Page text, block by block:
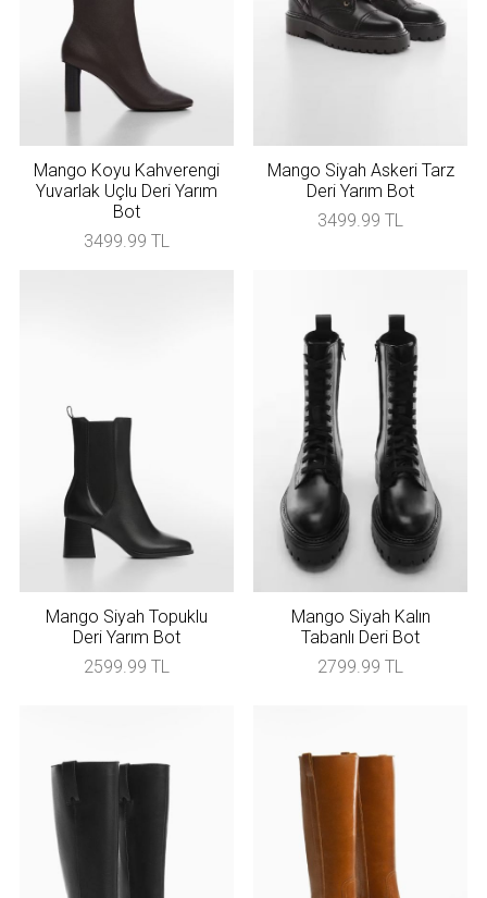
Mango Koyu Kahverengi
Yuvarlak Uçlu Deri Yarım
Bot
3499.99 TL
Mango Siyah Askeri Tarz
Deri Yarım Bot
3499.99 TL
Mango Siyah Topuklu
Deri Yarım Bot
2599.99 TL
Mango Siyah Kalın
Tabanlı Deri Bot
2799.99 TL